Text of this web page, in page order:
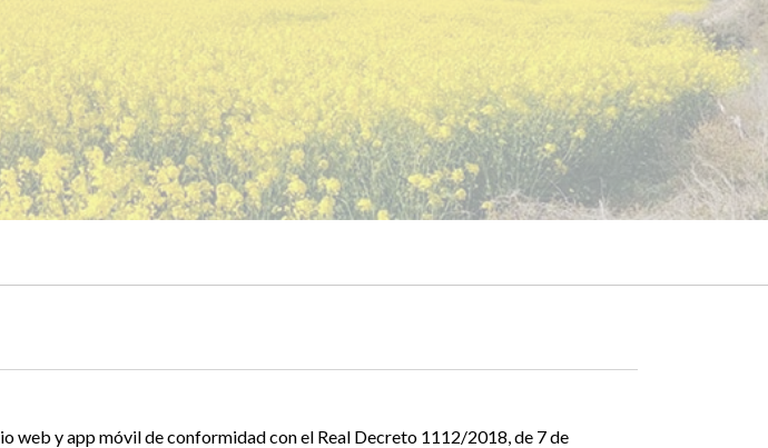
web y app móvil de conformidad con el Real Decreto 1112/2018, de 7 de